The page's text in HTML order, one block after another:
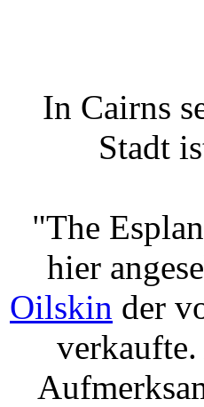
In Cairns
Stadt
"The
hier
Oilskin der